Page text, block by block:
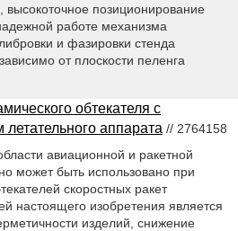
высокоточное позиционирование
работе механизма
и фазировки стенда
от плоскости пеленга
обтекателя с
аппарата // 2764158
авиационной и ракетной
может быть использовано при
скоростных ракет
настоящего изобретения является
изделий, снижение